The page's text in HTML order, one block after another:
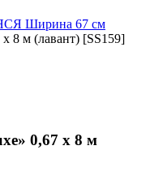
Ширина 67 см
8 м (лавант) [SS159]
0,67 х 8 м